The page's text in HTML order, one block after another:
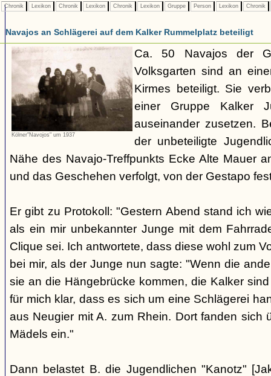
Chronik Lexikon Chronik Lexikon Chronik Lexikon Gruppe Person Lexikon Chronik
Navajos an Schlägerei auf dem Kalker Rummelplatz beteiligt
Kölner"Navojos" um 1937
Ca. 50 Navajos der
Volksgarten sind an
Kirmes beteiligt. Sie
einer Gruppe Kalker
auseinander zusetzen.
der unbeteiligte
Nähe des Navajo-Treffpunkts Ecke Alte Mauer
und das Geschehen verfolgt, von der Gestapo
Er gibt zu Protokoll: "Gestern Abend stand ich
als ein mir unbekannter Junge mit dem
Clique sei. Ich antwortete, dass diese wohl zum
bei mir, als der Junge nun sagte: "Wenn die
sie an die Hängebrücke kommen, die Kalker
für mich klar, dass es sich um eine Schlägerei
aus Neugier mit A. zum Rhein. Dort fanden sich
Mädels ein."
Dann belastet B. die Jugendlichen "Kanotz"